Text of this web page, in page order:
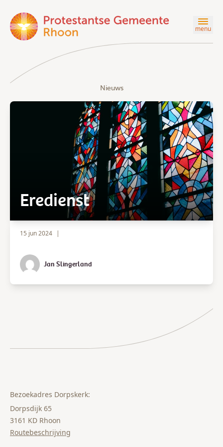
menu
Nieuws
Eredienst
15 jun 2024 |
Jan Slingerland
Bezoekadres Dorpskerk:
Dorpsdijk 65
3161 KD Rhoon
Routebeschrijving